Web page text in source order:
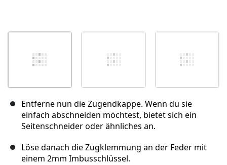
Entferne nun die Zugendkappe. Wenn du sie
einfach abschneiden möchtest, bietet sich ein
Seitenschneider oder ähnliches an.
Löse danach die Zugklemmung an der Feder mit
einem 2mm Imbusschlüssel.